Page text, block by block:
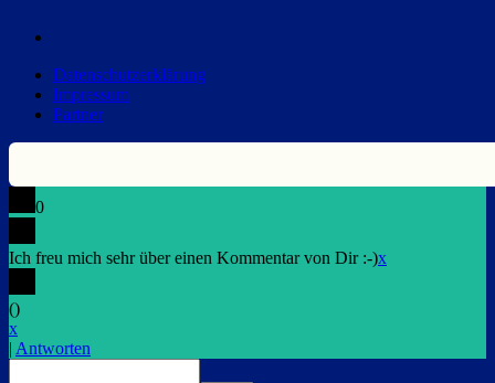
Datenschutzerklärung
Impressum
Partner
0
Ich freu mich sehr über einen Kommentar von Dir :-)x
()
x
| Antworten